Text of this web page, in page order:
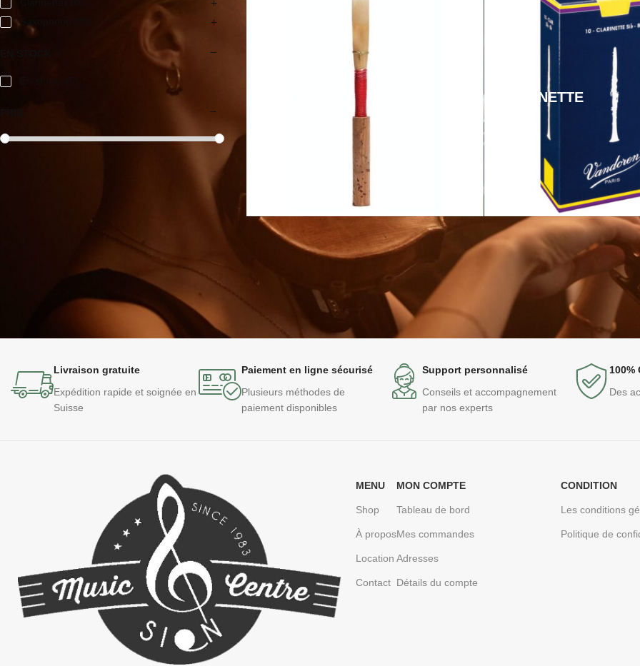
CLARINETTE
Livraison gratuite
Expédition rapide et soignée en
Suisse
Paiement en ligne sécurisé
Plusieurs méthodes de
paiement disponibles
Support personnalisé
Conseils et accompagnement
par nos experts
100%
Des
MENU
Shop
À propos
Location
Contact
MON COMPTE
Tableau de bord
Mes commandes
Adresses
Détails du compte
CONDITION
Les conditions
Politique de